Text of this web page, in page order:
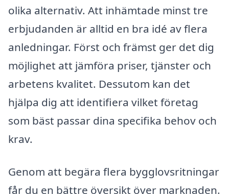
olika alternativ. Att inhämtade minst tre
erbjudanden är alltid en bra idé av flera
anledningar. Först och främst ger det dig
möjlighet att jämföra priser, tjänster och
arbetens kvalitet. Dessutom kan det
hjälpa dig att identifiera vilket företag
som bäst passar dina specifika behov och
krav.
Genom att begära flera bygglovsritningar
får du en bättre översikt över marknaden.